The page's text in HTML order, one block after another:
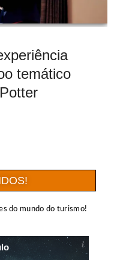
temático
do mundo do turismo!